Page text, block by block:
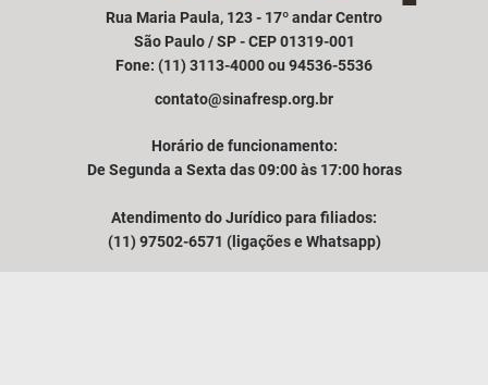
Rua Maria Paula, 123 - 17º andar Centro
São Paulo / SP - CEP 01319-001
Fone: (11) 3113-4000 ou 94536-5536
contato@sinafresp.org.br
Horário de funcionamento:
De Segunda a Sexta das 09:00 às 17:00 horas
Atendimento do Jurídico para filiados:
(11) 97502-6571 (ligações e Whatsapp)